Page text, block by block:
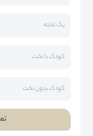
یک تخته
کودک با تخت
کودک بدون تخت